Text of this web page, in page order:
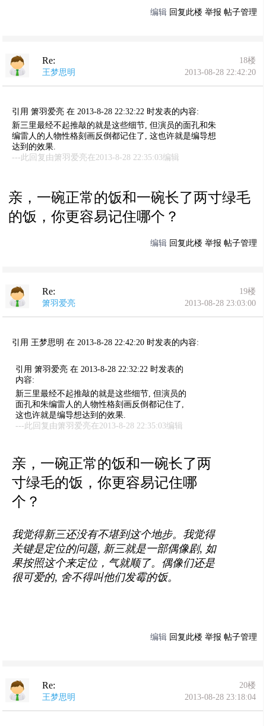
编辑 回复此楼 举报 帖子管理
Re:
18楼
王梦思明
2013-08-28 22:42:20
引用 箫羽爱亮 在 2013-8-28 22:32:22 时发表的内容:
新三里最经不起推敲的就是这些细节, 但演员的面孔和朱
编雷人的人物性格刻画反倒都记住了, 这也许就是编导想
达到的效果.
---此回复由箫羽爱亮在2013-8-28 22:35:03编辑
亲，一碗正常的饭和一碗长了两寸绿毛
的饭，你更容易记住哪个？
编辑 回复此楼 举报 帖子管理
Re:
19楼
箫羽爱亮
2013-08-28 23:03:00
引用 王梦思明 在 2013-8-28 22:42:20 时发表的内容:
引用 箫羽爱亮 在 2013-8-28 22:32:22 时发表的
内容:
新三里最经不起推敲的就是这些细节, 但演员的
面孔和朱编雷人的人物性格刻画反倒都记住了,
这也许就是编导想达到的效果.
---此回复由箫羽爱亮在2013-8-28 22:35:03编辑
亲，一碗正常的饭和一碗长了两
寸绿毛的饭，你更容易记住哪
个？
我觉得新三还没有不堪到这个地步。我觉得
关键是定位的问题, 新三就是一部偶像剧, 如
果按照这个来定位，气就顺了。偶像们还是
很可爱的, 舍不得叫他们发霉的饭。
编辑 回复此楼 举报 帖子管理
Re:
20楼
王梦思明
2013-08-28 23:18:04